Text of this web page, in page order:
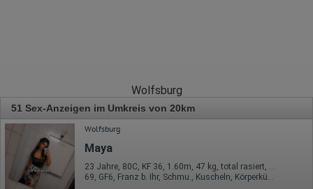
Wolfsburg
51 Sex-Anzeigen im Umkreis von 20km
Wolfsburg
Maya
23 Jahre, 80C, KF 36, 1.60m, 47 kg, total rasiert, osteuropäisch
69, GF6, Franz b. Ihr, Schmu., Kuscheln, Körperküs., KBp, EL